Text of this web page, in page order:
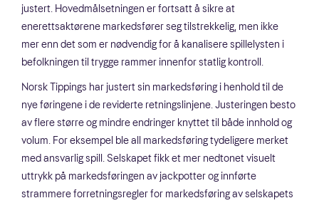
justert. Hovedmålsetningen er fortsatt å sikre at
enerettsaktørene markedsfører seg tilstrekkelig, men ikke
mer enn det som er nødvendig for å kanalisere spillelysten i
befolkningen til trygge rammer innenfor statlig kontroll.
Norsk Tippings har justert sin markedsføring i henhold til de
nye føringene i de reviderte retningslinjene. Justeringen besto
av flere større og mindre endringer knyttet til både innhold og
volum. For eksempel ble all markedsføring tydeligere merket
med ansvarlig spill. Selskapet fikk et mer nedtonet visuelt
uttrykk på markedsføringen av jackpotter og innførte
strammere forretningsregler for markedsføring av selskapets